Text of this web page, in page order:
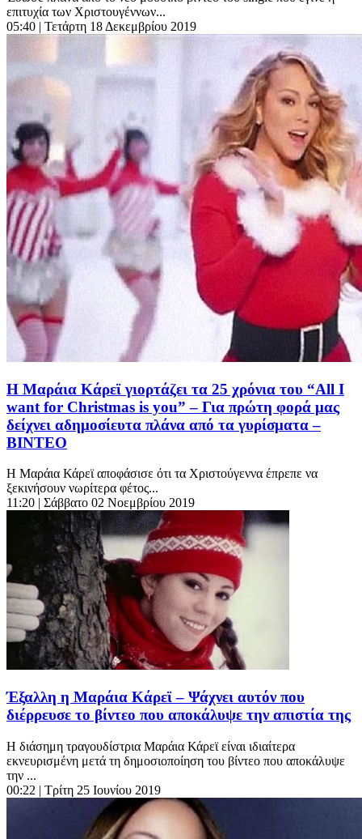
επιτυχία των Χριστουγέννων...
05:40 | Τετάρτη 18 Δεκεμβρίου 2019
Η Μαράια Κάρεϊ γιορτάζει τα 25 χρόνια του “All I
want for Christmas is you” – Για πρώτη φορά μας
δείχνει αδημοσίευτα πλάνα από τα γυρίσματα –
ΒΙΝΤΕΟ
Η Μαράια Κάρεϊ αποφάσισε ότι τα Χριστούγεννα έπρεπε να
ξεκινήσουν νωρίτερα φέτος...
11:20 | Σάββατο 02 Νοεμβρίου 2019
Έξαλλη η Μαράια Κάρεϊ – Ψάχνει αυτόν που
διέρρευσε το βίντεο που αποκάλυψε την απιστία της
Η διάσημη τραγουδίστρια Μαράια Κάρεϊ είναι ιδιαίτερα
εκνευρισμένη μετά τη δημοσιοποίηση του βίντεο που αποκάλυψε
την ...
00:22 | Τρίτη 25 Ιουνίου 2019